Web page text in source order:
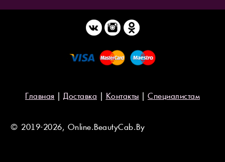
Главная Доставка Контакты Специалистам
© 2019-2026, Online.BeautyCab.By